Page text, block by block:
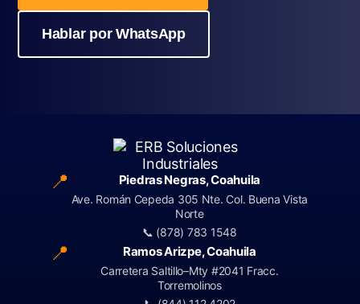
Hablar por WhatsApp
📍 Piedras Negras, Coahuila
Ave. Román Cepeda 305 Nte. Col. Buena Vista
Norte
📞 (878) 783 1548
📍 Ramos Arizpe, Coahuila
Carretera Saltillo–Mty #2041 Fracc.
Torremolinos